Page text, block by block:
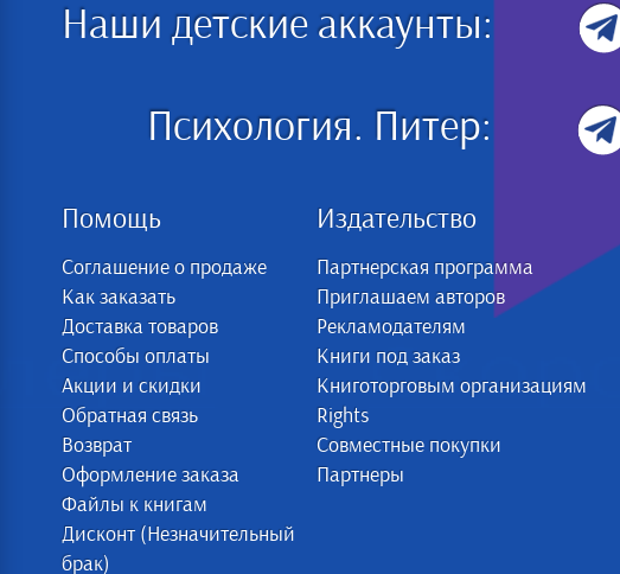
Наши детские аккаунты:
Психология. Питер:
Помощь
Соглашение о продаже
Как заказать
Доставка товаров
Способы оплаты
Акции и скидки
Обратная связь
Возврат
Оформление заказа
Файлы к книгам
Дисконт (Незначительный
брак)
Издательство
Партнерская программа
Приглашаем авторов
Рекламодателям
Книги под заказ
Книготорговым организациям
Rights
Совместные покупки
Партнеры